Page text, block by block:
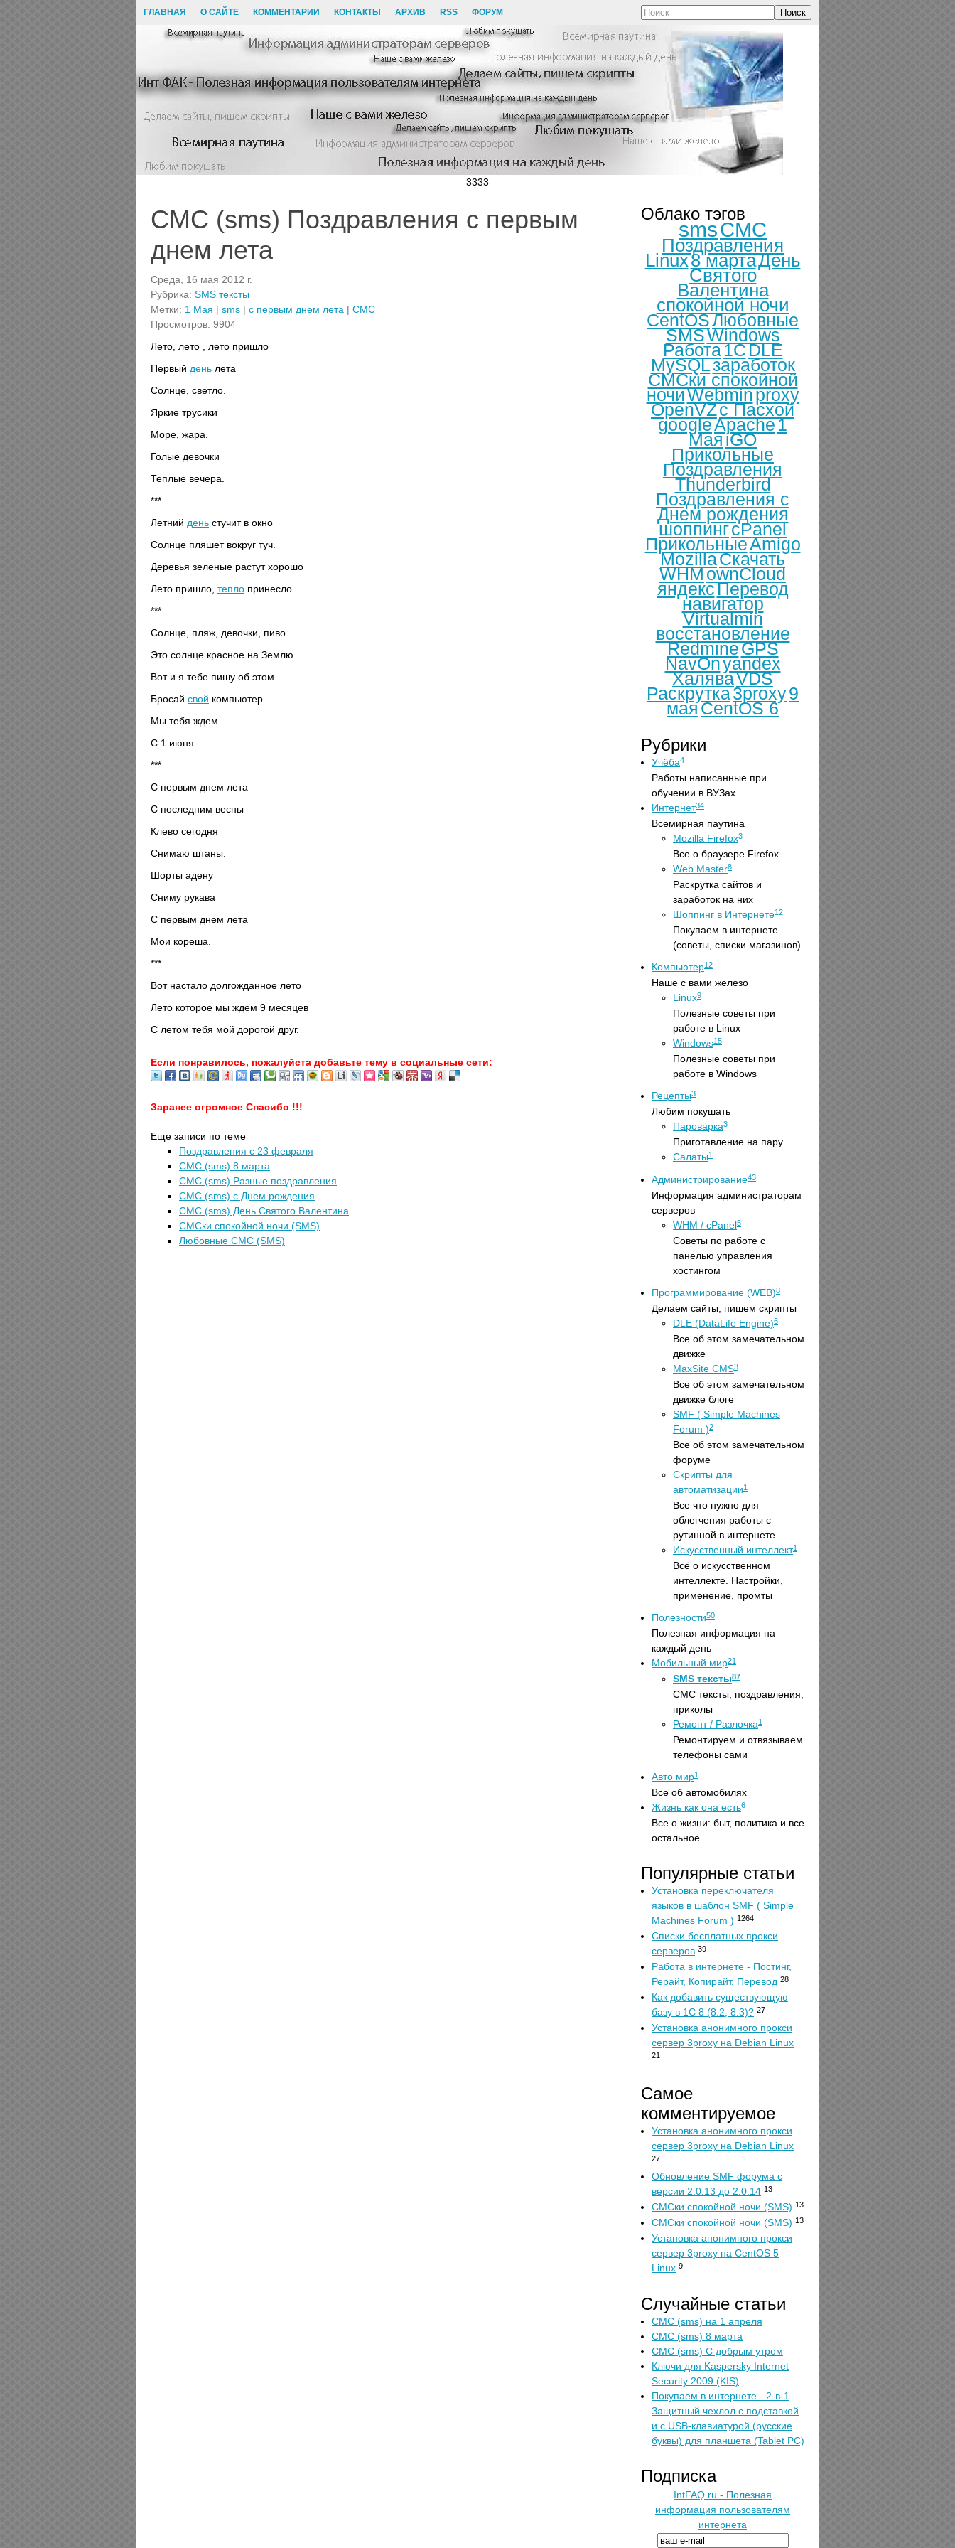
ГЛАВНАЯ О САЙТЕ КОММЕНТАРИИ КОНТАКТЫ АРХИВ RSS ФОРУМ Поиск
3333
СМС (sms) Поздравления с первым
днем лета
Среда, 16 мая 2012 г.
Рубрика: SMS тексты
Метки: 1 Мая | sms | с первым днем лета | СМС
Просмотров: 9904
Лето, лето , лето пришло
Первый день лета
Солнце, светло.
Яркие трусики
Море, жара.
Голые девочки
Теплые вечера.
***
Летний день стучит в окно
Солнце пляшет вокруг туч.
Деревья зеленые растут хорошо
Лето пришло, тепло принесло.
***
Солнце, пляж, девочки, пиво.
Это солнце красное на Землю.
Вот и я тебе пишу об этом.
Бросай свой компьютер
Мы тебя ждем.
С 1 июня.
***
С первым днем лета
С последним весны
Клево сегодня
Снимаю штаны.
Шорты адену
Сниму рукава
С первым днем лета
Мои кореша.
***
Вот настало долгожданное лето
Лето которое мы ждем 9 месяцев
С летом тебя мой дорогой друг.
Если понравилось, пожалуйста добавьте тему в социальные сети:
Заранее огромное Спасибо !!!
Еще записи по теме
Поздравления с 23 февраля
СМС (sms) 8 марта
СМС (sms) Разные поздравления
СМС (sms) с Днем рождения
СМС (sms) День Святого Валентина
СМСки спокойной ночи (SMS)
Любовные СМС (SMS)
Облако тэгов
smsСМС
Поздравления
Linux8 мартаДень
Святого
Валентина
спокойной ночи
CentOSЛюбовные
SMSWindows
Работа1СDLE
MySQLзаработок
СМСки спокойной
ночиWebminproxy
OpenVZс Пасхой
googleApache1
МаяiGO
Прикольные
Поздравления
Thunderbird
Поздравления с
Днем рождения
шоппингcPanel
ПрикольныеAmigo
MozillaСкачать
WHMownCloud
яндексПеревод
навигатор
Virtualmin
восстановление
RedmineGPS
NavOnyandex
ХаляваVDS
Раскрутка3proxy9
маяCentOS 6
Рубрики
Учёба4
Работы написанные при
обучении в ВУЗах
Интернет34
Всемирная паутина
Mozilla Firefox3
Все о браузере Firefox
Web Master8
Раскрутка сайтов и
заработок на них
Шоппинг в Интернете12
Покупаем в интернете
(советы, списки магазинов)
Компьютер12
Наше с вами железо
Linux9
Полезные советы при
работе в Linux
Windows15
Полезные советы при
работе в Windows
Рецепты3
Любим покушать
Пароварка3
Приготавление на пару
Салаты1
Администрирование43
Информация администраторам
серверов
WHM / cPanel5
Советы по работе с
панелью управления
хостингом
Программирование (WEB)8
Делаем сайты, пишем скрипты
DLE (DataLife Engine)6
Все об этом замечательном
движке
MaxSite CMS3
Все об этом замечательном
движке блоге
SMF ( Simple Machines
Forum )2
Все об этом замечательном
форуме
Скрипты для
автоматизации1
Все что нужно для
облегчения работы с
рутинной в интернете
Искусственный интеллект1
Всё о искусственном
интеллекте. Настройки,
применение, промты
Полезности50
Полезная информация на
каждый день
Мобильный мир21
SMS тексты87
СМС тексты, поздравления,
приколы
Ремонт / Разлочка1
Ремонтируем и отвязываем
телефоны сами
Авто мир1
Все об автомобилях
Жизнь как она есть6
Все о жизни: быт, политика и все
остальное
Популярные статьи
Установка переключателя
языков в шаблон SMF ( Simple
Machines Forum ) 1264
Списки бесплатных прокси
серверов 39
Работа в интернете - Постинг,
Рерайт, Копирайт, Перевод 28
Как добавить существующую
базу в 1С 8 (8.2, 8.3)? 27
Установка анонимного прокси
сервер 3proxy на Debian Linux
21
Самое
комментируемое
Установка анонимного прокси
сервер 3proxy на Debian Linux
27
Обновление SMF форума с
версии 2.0.13 до 2.0.14 13
СМСки спокойной ночи (SMS) 13
СМСки спокойной ночи (SMS) 13
Установка анонимного прокси
сервер 3proxy на CentOS 5
Linux 9
Случайные статьи
СМС (sms) на 1 апреля
СМС (sms) 8 марта
СМС (sms) С добрым утром
Ключи для Kaspersky Internet
Security 2009 (KIS)
Покупаем в интернете - 2-в-1
Защитный чехлол с подставкой
и с USB-клавиатурой (русские
буквы) для планшета (Tablet PC)
Подписка
IntFAQ.ru - Полезная
информация пользователям
интернета